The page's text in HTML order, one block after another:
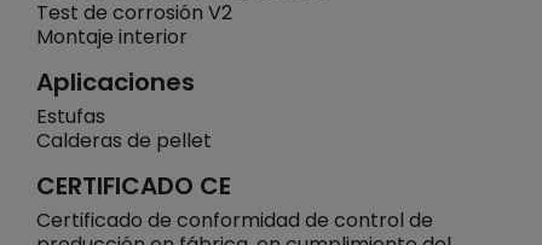
Test de corrosión V2
Montaje interior
Aplicaciones
Estufas
Calderas de pellet
CERTIFICADO CE
Certificado de conformidad de control de